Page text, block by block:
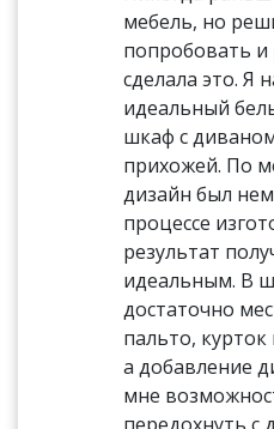
мебель, но
попробовать и
сделала это. Я
идеальный
шкаф с
прихожей. По
дизайн был
процессе
результат
идеальным. В
достаточно
пальто,
а добавление
мне